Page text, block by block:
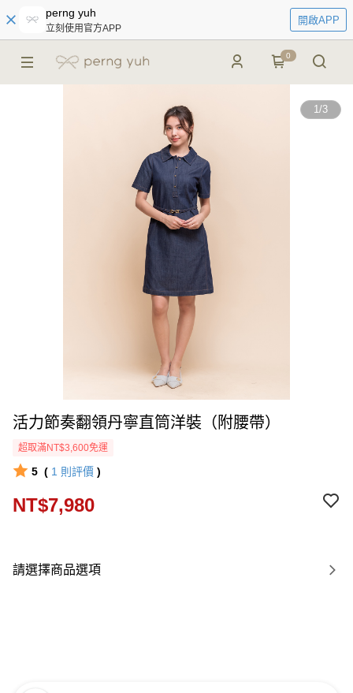
perng yuh
立刻使用官方APP
開啟APP
0
1/3
活力節奏翻領丹寧直筒洋裝（附腰帶）
超取滿NT$3,600免運
5 ( 1 則評價 )
NT$7,980
請選擇商品選項